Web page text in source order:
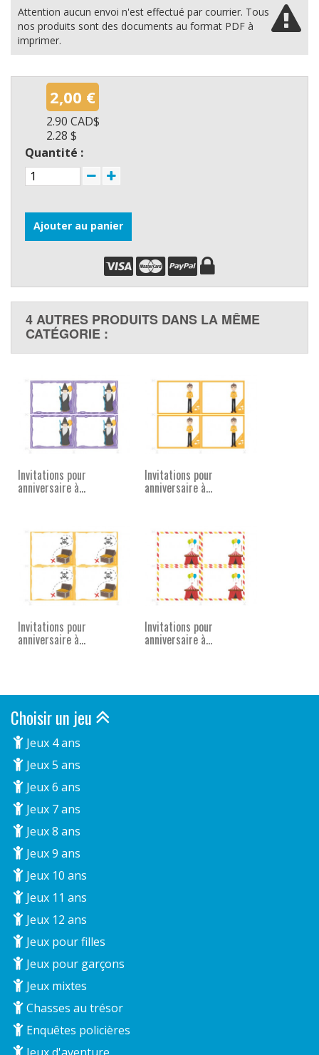
Attention aucun envoi n'est effectué par courrier. Tous
nos produits sont des documents au format PDF à
imprimer.
2,00 €
2.90 CAD$
2.28 $
Quantité :
Ajouter au panier
4 AUTRES PRODUITS DANS LA MÊME
CATÉGORIE :
Invitations pour
anniversaire à...
Invitations pour
anniversaire à...
Invitations pour
anniversaire à...
Invitations pour
anniversaire à...
Choisir un jeu
Jeux 4 ans
Jeux 5 ans
Jeux 6 ans
Jeux 7 ans
Jeux 8 ans
Jeux 9 ans
Jeux 10 ans
Jeux 11 ans
Jeux 12 ans
Jeux pour filles
Jeux pour garçons
Jeux mixtes
Chasses au trésor
Enquêtes policières